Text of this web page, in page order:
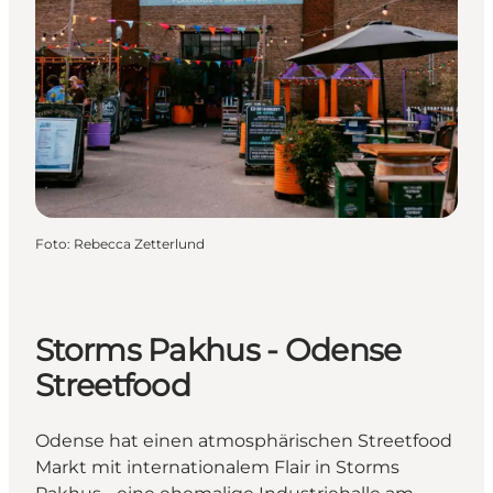
Foto: Rebecca Zetterlund
Storms Pakhus - Odense
Streetfood
Odense hat einen atmosphärischen Streetfood
Markt mit internationalem Flair in Storms